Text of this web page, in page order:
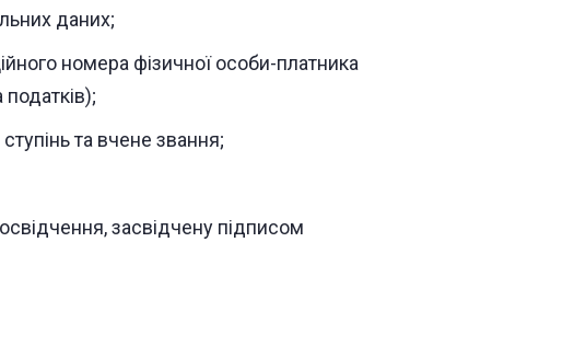
даних;
номера фізичної особи-платника
та вчене звання;
засвідчену підписом